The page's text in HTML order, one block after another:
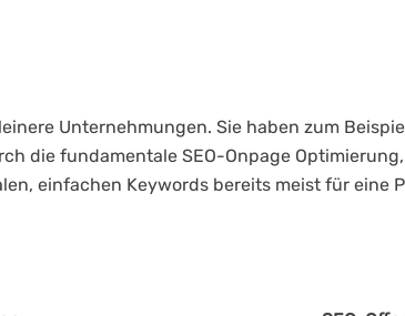
Unternehmungen. Sie haben zum
die fundamentale SEO-Onpage
einfachen Keywords bereits meist für eine